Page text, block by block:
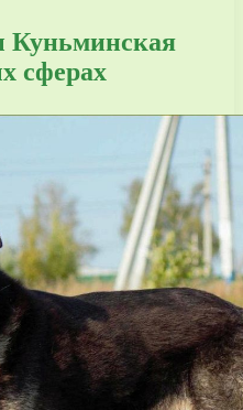
Куньминская
сферах